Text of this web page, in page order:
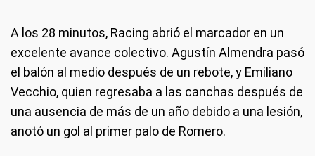
A los 28 minutos, Racing abrió el marcador en un
excelente avance colectivo. Agustín Almendra pasó
el balón al medio después de un rebote, y Emiliano
Vecchio, quien regresaba a las canchas después de
una ausencia de más de un año debido a una lesión,
anotó un gol al primer palo de Romero.